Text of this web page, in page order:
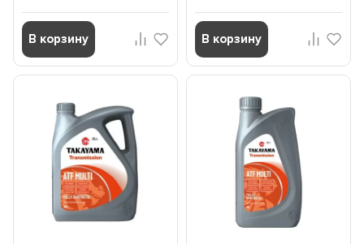
В корзину В корзину